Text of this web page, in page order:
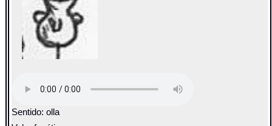
Sentido: olla